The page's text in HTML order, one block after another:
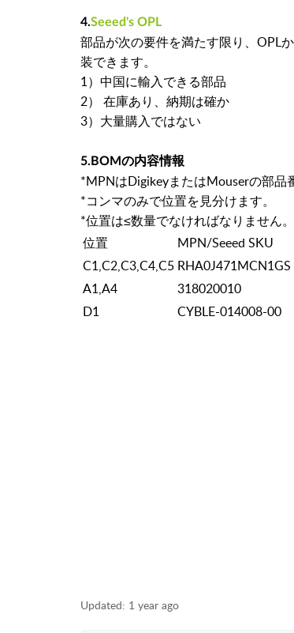
4.Seeed's OPL
部品が次の要件を満たす限り、OPL
装できます。
1）中国に輸入できる部品
2） 在庫あり、納期は確か
3）大量購入ではない
5.BOMの内容情報
*MPNはDigikeyまたはMouserの部品
*コンマのみで位置を見分けます。
*位置は≤数量でなければなりません。
位置
MPN/Seeed SKU
C1,C2,C3,C4,C5 RHA0J471MCN1GS
A1,A4
318020010
D1
CYBLE-014008-00
Updated: 1 year ago